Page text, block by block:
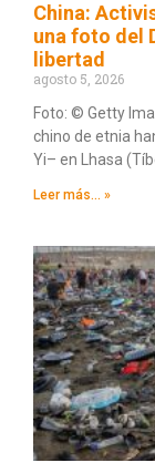
China:
una foto del
libertad
agosto 5, 2026
Foto: © Getty
chino de etnia
Yi– en Lhasa
Leer más... »